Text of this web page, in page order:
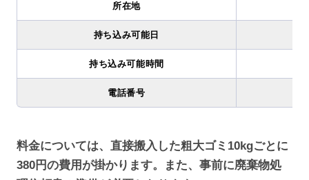
所在地
持ち込み可能日
持ち込み可能時間
電話番号
料金については、直接搬入した粗大ゴミ10kgごとに
380円の費用が掛かります。また、事前に廃棄物処